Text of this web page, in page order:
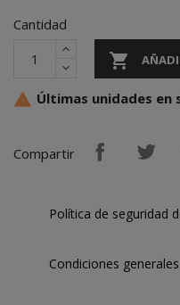
Cantidad

 Últimas unidades en
Compartir
Política de seguridad
Condiciones